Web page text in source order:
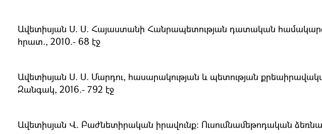
Ավետիսյան Ս. Ս. Հայաստանի Հանրապետության դատական
հրատ., 2010.- 68 էջ
Ավետիսյան Ս. Ս. Մարդու, հասարակության և պետության
Զանգակ, 2016.- 792 էջ
Ավետիսյան Վ. Բաժնետիրական իրավունք։ Ուսումնամեթոդական